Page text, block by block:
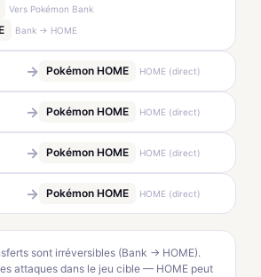
Vers Pokémon Bank
Bank → HOME
→ Pokémon HOME HOME (direct)
→ Pokémon HOME HOME (direct)
→ Pokémon HOME HOME (direct)
→ Pokémon HOME HOME (direct)
sont irréversibles (Bank → HOME).
attaques dans le jeu cible — HOME peut